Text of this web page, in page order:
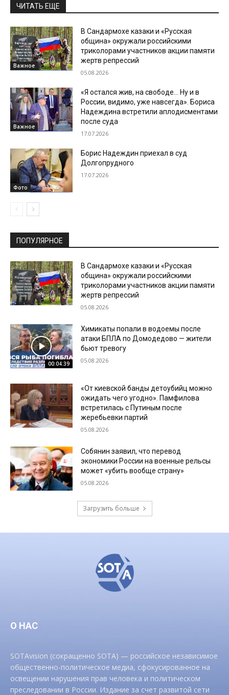
ЧИТАТЬ ЕЩЕ
Важное
В Сандармохе казаки и «Русская
община» окружали российскими
триколорами участников акции памяти
жертв репрессий
05.08.2026
Важное
«Я остался жив, на свободе… Ну и в
России, видимо, уже навсегда». Бориса
Надеждина встретили аплодисментами
после суда
17.07.2026
Фото
Борис Надеждин приехал в суд
Долгопрудного
17.07.2026
ПОПУЛЯРНОЕ
В Сандармохе казаки и «Русская
община» окружали российскими
триколорами участников акции памяти
жертв репрессий
05.08.2026
00:04:39
Химикаты попали в водоемы после
атаки БПЛА по Домодедово — жители
бьют тревогу
05.08.2026
«От киевской банды детоубийц можно
ожидать чего угодно». Памфилова
встретилась с Путиным после
жеребьевки партий
05.08.2026
Собянин заявил, что перевод
экономики России на военные рельсы
может «убить вообще страну»
05.08.2026
Загрузить больше
О НАС
SOTAvision (сокращенно SOTA) — российское независимое
общественно-политическое медиа, сфокусированное на
освещении нарушения прав человека и политическом
преследовании в России. Издание за счет развитой сети